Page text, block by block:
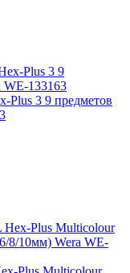
Plus 3 9 предметов